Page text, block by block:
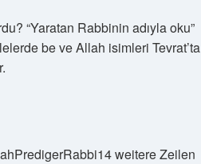
“Yaratan Rabbinin adıyla oku”
be ve Allah isimleri Tevrat’ta
weitere Zeilen